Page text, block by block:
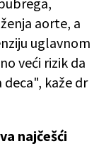
aorte, a
uglavnom
veći rizik da
kaže dr
najčešći